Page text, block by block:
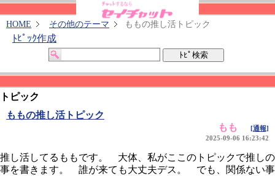
HOME その他のテーマ ももの推し活トピック
ﾄﾋﾟｯｸ作成
トピック
ももの推し活トピック
もも
[通報]
2025-09-06 16:23:42
推し活してるももです。 大体、私がここのトピックで推しの
事を書きます。 誰が来ても大丈夫デス。 でも、関係ない事